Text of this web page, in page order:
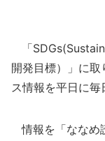
「
開発目標）」に
ス情報を平日に毎
情報を「ななめ